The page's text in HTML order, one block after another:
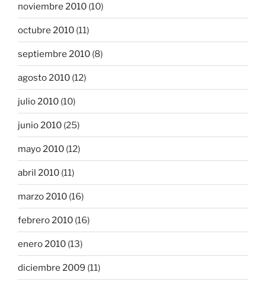
noviembre 2010 (10)
octubre 2010 (11)
septiembre 2010 (8)
agosto 2010 (12)
julio 2010 (10)
junio 2010 (25)
mayo 2010 (12)
abril 2010 (11)
marzo 2010 (16)
febrero 2010 (16)
enero 2010 (13)
diciembre 2009 (11)